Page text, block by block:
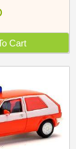
Cart